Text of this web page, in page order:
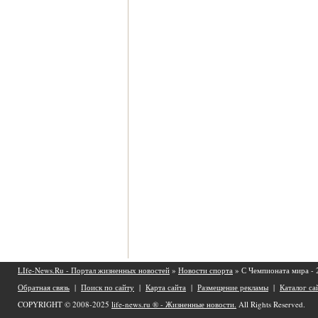
LIfe-News.Ru - Портал жизненных новостей » Новости спорта » С Чемпионата мира -
Обратная связь | Поиск по сайту | Карта сайта | Размещение рекламы | Каталог
COPYRIGHT © 2008-2025 life-news.ru ® - Жизненные новости. All Rights Reserved.